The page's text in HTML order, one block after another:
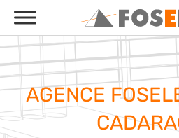
Aller
contenu
AGENCE